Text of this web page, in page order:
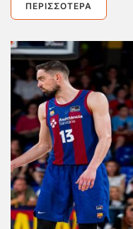
ΠΕΡΙΣΣΌΤΕΡΑ